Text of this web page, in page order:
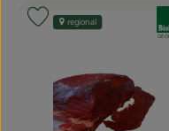
,DE-
regional
Produkt zu Favouriten